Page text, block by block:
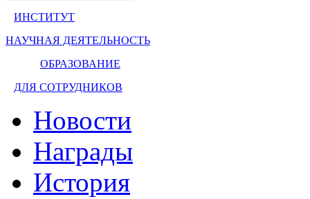
ИНСТИТУТ
НАУЧНАЯ ДЕЯТЕЛЬНОСТЬ
ОБРАЗОВАНИЕ
ДЛЯ СОТРУДНИКОВ
Новости
Награды
История